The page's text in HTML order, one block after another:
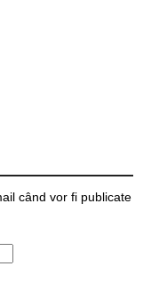
când vor fi publicate